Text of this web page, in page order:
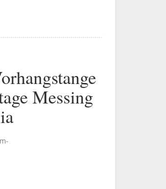
Messing